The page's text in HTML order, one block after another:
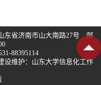
省济南市山大南路27号 邮
88395114
设维护：山东大学信息化工作